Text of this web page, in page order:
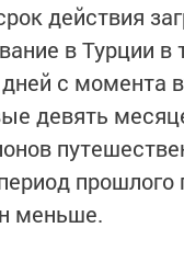
действия
в Турции
с момента
девять
меньше.